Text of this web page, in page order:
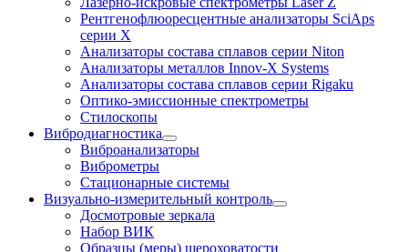
Рентгенофлюоресцентные анализаторы SciAps
серии Х
Анализаторы состава сплавов серии Niton
Анализаторы металлов Innov-X Systems
Анализаторы состава сплавов серии Rigaku
Оптико-эмиссионные спектрометры
Стилоскопы
Вибродиагностика
Виброанализаторы
Виброметры
Стационарные системы
Визуально-измерительный контроль
Досмотровые зеркала
Набор ВИК
Образцы (меры) шероховатости